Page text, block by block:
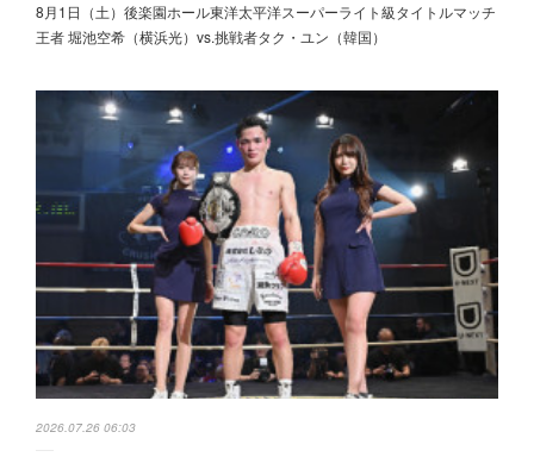
8月1日（土）後楽園ホール東洋太平洋スーパーライト級タイトルマッチ
王者 堀池空希（横浜光）vs.挑戦者タク・ユン（韓国）
2026.07.26 06:03